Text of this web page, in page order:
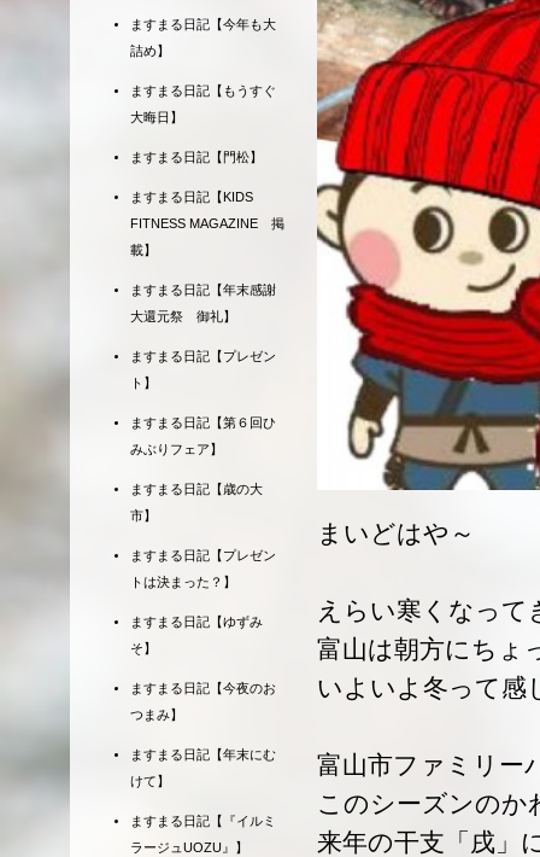
まいどはや～
えらい寒くなって
富山は朝方にちょ
いよいよ冬って感
富山市ファミリー
このシーズンのか
来年の干支「戌」
ますまる日記【今年も大
詰め】
ますまる日記【もうすぐ
大晦日】
ますまる日記【門松】
ますまる日記【KIDS
FITNESS MAGAZINE 掲
載】
ますまる日記【年末感謝
大還元祭 御礼】
ますまる日記【プレゼン
ト】
ますまる日記【第６回ひ
みぶりフェア】
ますまる日記【歳の大
市】
ますまる日記【プレゼン
トは決まった？】
ますまる日記【ゆずみ
そ】
ますまる日記【今夜のお
つまみ】
ますまる日記【年末にむ
けて】
ますまる日記【『イルミ
ラージュUOZU』】